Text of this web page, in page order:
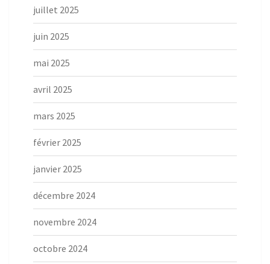
juillet 2025
juin 2025
mai 2025
avril 2025
mars 2025
février 2025
janvier 2025
décembre 2024
novembre 2024
octobre 2024